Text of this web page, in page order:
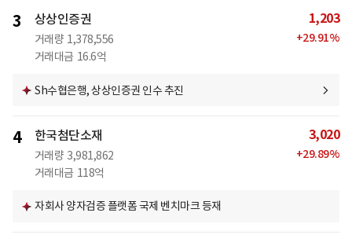
3 상상인증권
거래량 1,378,556
거래대금 16.6억
1,203
+29.91%
Sh수협은행, 상상인증권 인수 추진
4 한국첨단소재
거래량 3,981,862
거래대금 118억
3,020
+29.89%
자회사 양자검증 플랫폼 국제 벤치마크 등재